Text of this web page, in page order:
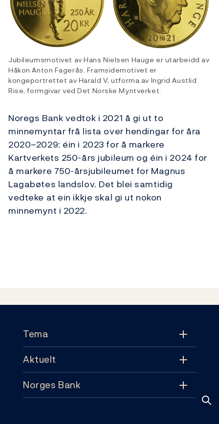
Jubileumsmotivet av Hans Nielsen Hauge er utarbeidd av
Håkon Anton Fagerås. Framsidemotivet er
kongeportrettet av Harald V, utforma av Ingrid Austlid
Rise, formgivar ved Det Norske Myntverket.
Noregs Bank vedtok i 2021 å gi ut to
minnemyntar frå lista over hendingar for åra
2020–2029: éin i 2023 for å markere
Kartverkets 250-års jubileum og éin i 2024 for
å markere 750-årsjubileumet for Magnus
Lagabøtes landslov. Det blei samtidig
vedteke at ein ikkje skal gi ut nokon
minnemynt i 2022.
Tema
Tema
Pengepolitikk
Aktuelt
Aktuelt
Norges Bank